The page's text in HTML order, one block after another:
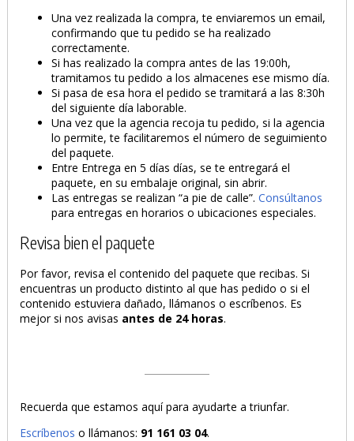
Una vez realizada la compra, te enviaremos un email,
confirmando que tu pedido se ha realizado
correctamente.
Si has realizado la compra antes de las 19:00h,
tramitamos tu pedido a los almacenes ese mismo día.
Si pasa de esa hora el pedido se tramitará a las 8:30h
del siguiente día laborable.
Una vez que la agencia recoja tu pedido, si la agencia
lo permite, te facilitaremos el número de seguimiento
del paquete.
Entre Entrega en 5 días días, se te entregará el
paquete, en su embalaje original, sin abrir.
Las entregas se realizan “a pie de calle”.Consúltanos
para entregas en horarios o ubicaciones especiales.
Revisa bien el paquete
Por favor, revisa el contenido del paquete que recibas. Si
encuentras un producto distinto al que has pedido o si el
contenido estuviera dañado, llámanos o escríbenos. Es
mejor si nos avisas antes de 24 horas.
Recuerda que estamos aquí para ayudarte a triunfar.
Escríbenos o llámanos: 91 161 03 04.